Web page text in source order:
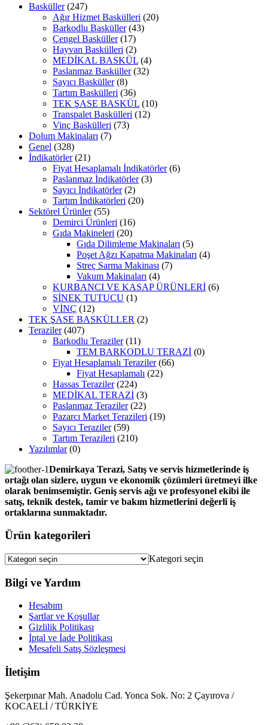
Basküller (247)
Ağır Hizmet Baskülleri (20)
Barkodlu Basküller (43)
Çengel Basküller (17)
Hayvan Baskülleri (2)
MEDİKAL BASKÜL (4)
Paslanmaz Basküller (32)
Sayıcı Basküller (8)
Tartım Baskülleri (36)
TEK ŞASE BASKÜL (10)
Transpalet Baskülleri (12)
Vinç Baskülleri (73)
Dolum Makinaları (7)
Genel (328)
İndikatörler (21)
Fiyat Hesaplamalı İndikatörler (6)
Paslanmaz İndikatörler (3)
Sayıcı İndikatörler (2)
Tartım İndikatörleri (20)
Sektörel Ürünler (55)
Demirci Ürünleri (16)
Gıda Makineleri (20)
Gıda Dilimleme Makinaları (5)
Poşet Ağzı Kapatma Makinaları (4)
Streç Sarma Makinası (7)
Vakum Makinaları (4)
KURBANCI VE KASAP ÜRÜNLERİ (6)
SİNEK TUTUCU (1)
VİNÇ (12)
TEK ŞASE BASKÜLLER (2)
Teraziler (407)
Barkodlu Teraziler (11)
TEM BARKODLU TERAZİ (0)
Fiyat Hesaplamalı Teraziler (66)
Fiyat Hesaplamalı (22)
Hassas Teraziler (224)
MEDİKAL TERAZİ (3)
Paslanmaz Teraziler (22)
Pazarcı Market Terazileri (19)
Sayıcı Teraziler (59)
Tartım Terazileri (210)
Yazılımlar (0)
Demirkaya Terazi, Satış ve servis hizmetlerinde iş
ortağı olan sizlere, uygun ve ekonomik çözümleri üretmeyi ilke
olarak benimsemiştir. Geniş servis ağı ve profesyonel ekibi ile
satış, teknik destek, tamir ve bakım hizmetlerini değerli iş
ortaklarına sunmaktadır.
Ürün kategorileri
Kategori seçin
Bilgi ve Yardım
Hesabım
Şartlar ve Koşullar
Gizlilik Politikası
İptal ve İade Politikası
Mesafeli Satış Sözleşmesi
İletişim
Şekerpınar Mah. Anadolu Cad. Yonca Sok. No: 2 Çayırova /
KOCAELİ / TÜRKİYE